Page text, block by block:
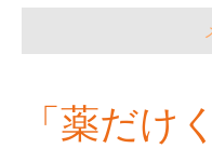
「薬だけ